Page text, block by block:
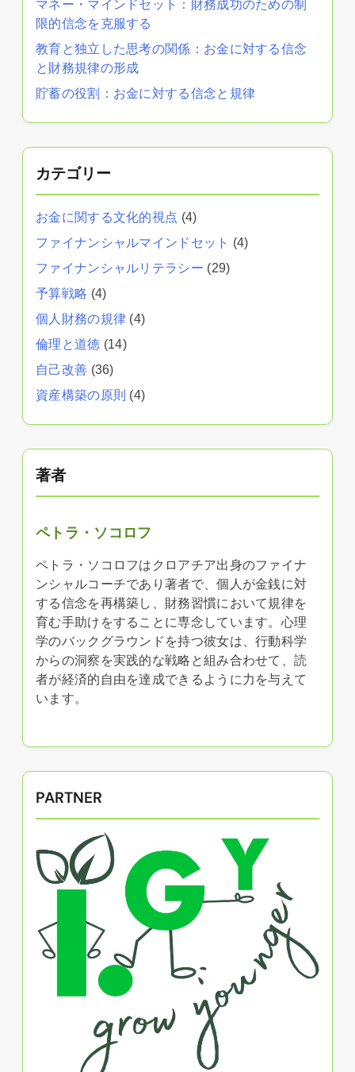
マネー・マインドセット：財務成功のための制
限的信念を克服する
教育と独立した思考の関係：お金に対する信念
と財務規律の形成
貯蓄の役割：お金に対する信念と規律
カテゴリー
お金に関する文化的視点 (4)
ファイナンシャルマインドセット (4)
ファイナンシャルリテラシー (29)
予算戦略 (4)
個人財務の規律 (4)
倫理と道徳 (14)
自己改善 (36)
資産構築の原則 (4)
著者
ペトラ・ソコロフ
ペトラ・ソコロフはクロアチア出身のファイナ
ンシャルコーチであり著者で、個人が金銭に対
する信念を再構築し、財務習慣において規律を
育む手助けをすることに専念しています。心理
学のバックグラウンドを持つ彼女は、行動科学
からの洞察を実践的な戦略と組み合わせて、読
者が経済的自由を達成できるように力を与えて
います。
PARTNER